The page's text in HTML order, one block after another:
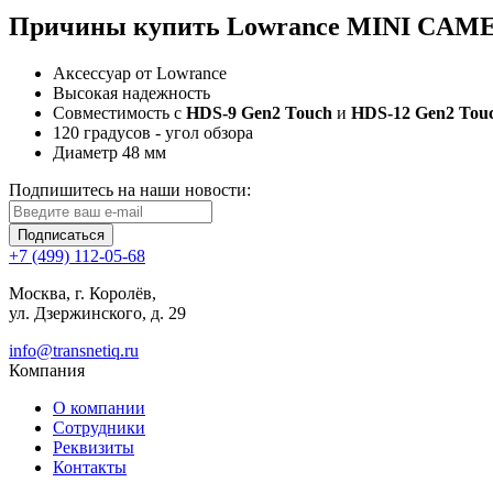
Причины купить Lowrance MINI
Аксессуар от Lowrance
Высокая надежность
Совместимость с HDS-9 Gen2 Touch и HDS-12 Gen2
120 градусов - угол обзора
Диаметр 48 мм
Подпишитесь на наши новости:
Подписаться
+7 (499) 112-05-68
Москва, г. Королёв,
ул. Дзержинского, д. 29
info@transnetiq.ru
Компания
О компании
Сотрудники
Реквизиты
Контакты